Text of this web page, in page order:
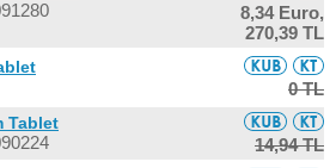
8,34 Euro,
270,39 TL
0 TL
Tablet
14,94 TL